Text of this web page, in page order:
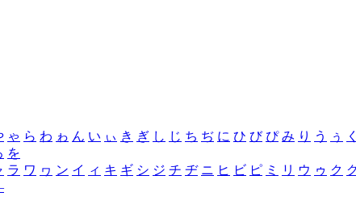
ゃ ら わ ゎ ん い ぃ き ぎ し じ ち ぢ に ひ び ぴ み り う ぅ く
を
ラ ワ ヮ ン イ ィ キ ギ シ ジ チ ヂ ニ ヒ ビ ピ ミ リ ウ ゥ ク